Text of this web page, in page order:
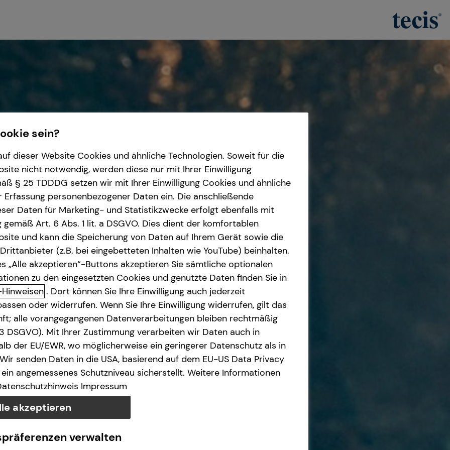
sein?
dieser Website Cookies und ähnliche Technologien. Soweit für die
nicht notwendig, werden diese nur mit Ihrer Einwilligung
§ 25 TDDDG setzen wir mit Ihrer Einwilligung Cookies und ähnliche
Erfassung personenbezogener Daten ein. Die anschließende
Daten für Marketing- und Statistikzwecke erfolgt ebenfalls mit
gemäß Art. 6 Abs. 1 lit. a DSGVO. Dies dient der komfortablen
und kann die Speicherung von Daten auf Ihrem Gerät sowie die
(z.B. bei eingebetteten Inhalten wie YouTube) beinhalten.
„Alle akzeptieren“-Buttons akzeptieren Sie sämtliche optionalen
zu den eingesetzten Cookies und genutzte Daten finden Sie in
. Dort können Sie Ihre Einwilligung auch jederzeit
oder widerrufen. Wenn Sie Ihre Einwilligung widerrufen, gilt das
alle vorangegangenen Datenverarbeitungen bleiben rechtmäßig
DSGVO). Mit Ihrer Zustimmung verarbeiten wir Daten auch in
der EU/EWR, wo möglicherweise ein geringerer Datenschutz als in
senden Daten in die USA, basierend auf dem EU-US Data Privacy
angemessenes Schutzniveau sicherstellt. Weitere Informationen
Impressum
akzeptieren
verwalten